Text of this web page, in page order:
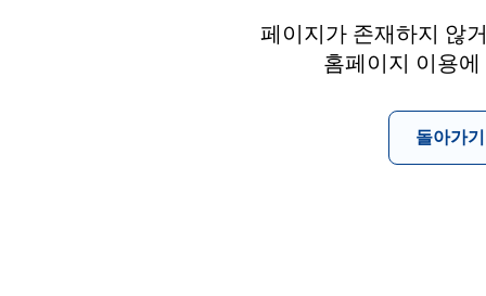
페이지가 존재하지 않
홈페이지 이용
돌아가기